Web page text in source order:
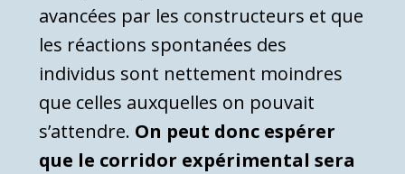
avancées par les constructeurs et que
les réactions spontanées des
individus sont nettement moindres
que celles auxquelles on pouvait
s’attendre. On peut donc espérer
que le corridor expérimental sera